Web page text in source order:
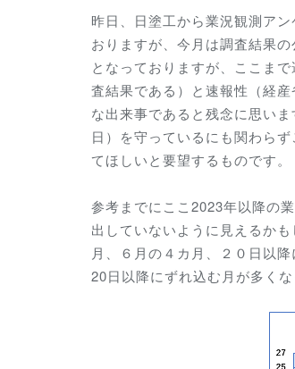
昨日、日塗工から業況観測ア
おりますが、今月は調査結果
となっておりますが、ここま
査結果である）と速報性（経
な出来事であると残念に思い
日）を守っているにも関わら
てほしいと要望するものです。
参考までにここ2023年以降の
出していないように見えるか
月、６月の４カ月、２０日以
20日以降にずれ込む月が多くな